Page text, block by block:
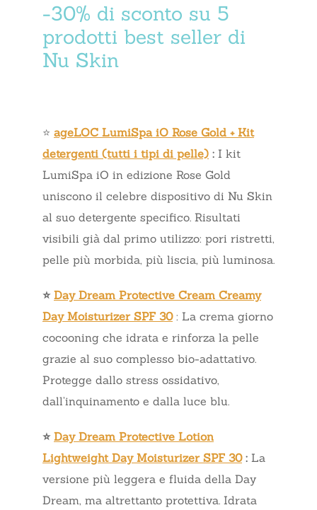
-30% di sconto su 5
prodotti best seller di
Nu Skin
⭐ ageLOC LumiSpa iO Rose Gold + Kit
detergenti (tutti i tipi di pelle) : I kit
LumiSpa iO in edizione Rose Gold
uniscono il celebre dispositivo di Nu Skin
al suo detergente specifico. Risultati
visibili già dal primo utilizzo: pori ristretti,
pelle più morbida, più liscia, più luminosa.
⭐ Day Dream Protective Cream Creamy
Day Moisturizer SPF 30: La crema giorno
cocooning che idrata e rinforza la pelle
grazie al suo complesso bio-adattativo.
Protegge dallo stress ossidativo,
dall’inquinamento e dalla luce blu.
⭐ Day Dream Protective Lotion
Lightweight Day Moisturizer SPF 30: La
versione più leggera e fluida della Day
Dream, ma altrettanto protettiva. Idrata